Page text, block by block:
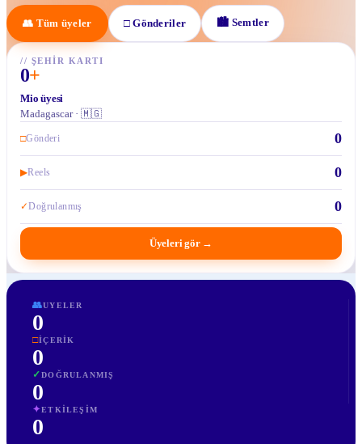
👥 Tüm üyeler □Gönderiler 🏙 Semtler
// ŞEHIR KARTI
0+
Mio üyesi
Madagascar · 🇲🇬
□Gönderi 0
▶Reels 0
✓Doğrulanmış 0
Üyeleri gör →
👥UYELER
0
□İÇERIK
0
✓DOĞRULANMIŞ
0
✦ETKILEŞIM
0